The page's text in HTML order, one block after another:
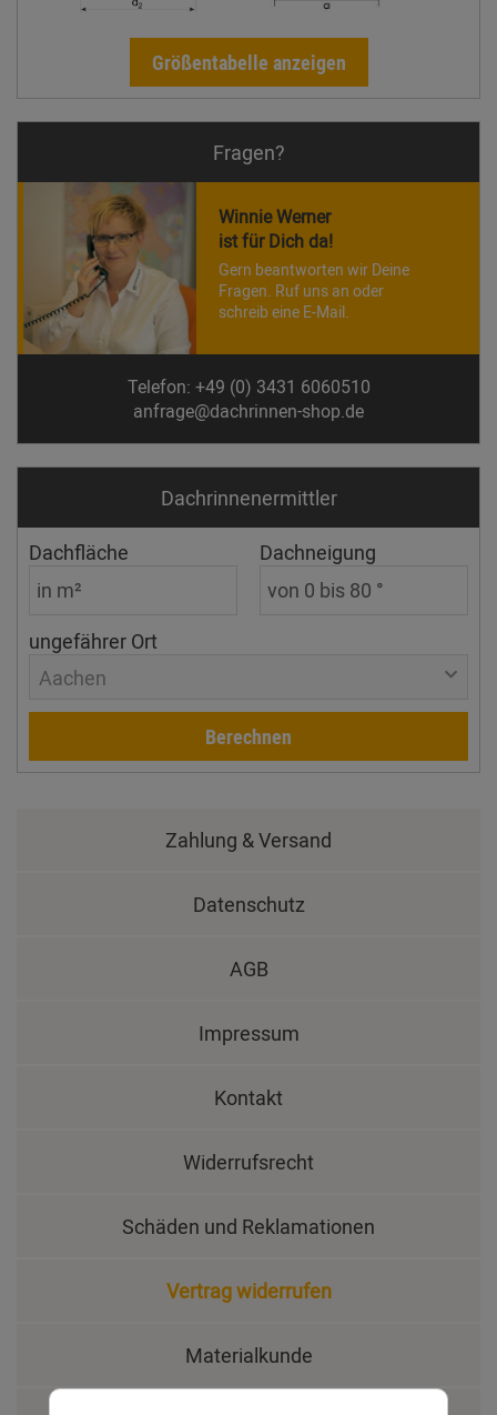
Größentabelle anzeigen
Fragen?
Winnie Werner
ist für Dich da!
Gern beantworten wir Deine
Fragen. Ruf uns an oder
schreib eine E-Mail.
Telefon: +49 (0) 3431 6060510
anfrage@dachrinnen-shop.de
Dachrinnen­ermittler
Dachfläche Dachneigung
ungefährer Ort
Aachen
Berechnen
Zahlung & Versand
Datenschutz
AGB
Impressum
Kontakt
Widerrufsrecht
Schäden und Reklamationen
Vertrag widerrufen
Materialkunde